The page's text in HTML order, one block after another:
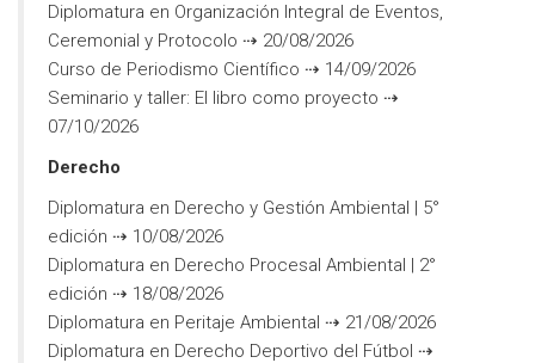
Diplomatura en Organización Integral de Eventos,
Ceremonial y Protocolo ⇢ 20/08/2026
Curso de Periodismo Científico ⇢ 14/09/2026
Seminario y taller: El libro como proyecto ⇢
07/10/2026
Derecho
Diplomatura en Derecho y Gestión Ambiental | 5°
edición ⇢ 10/08/2026
Diplomatura en Derecho Procesal Ambiental | 2°
edición ⇢ 18/08/2026
Diplomatura en Peritaje Ambiental ⇢ 21/08/2026
Diplomatura en Derecho Deportivo del Fútbol ⇢